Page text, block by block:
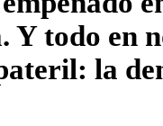
Y todo en
la